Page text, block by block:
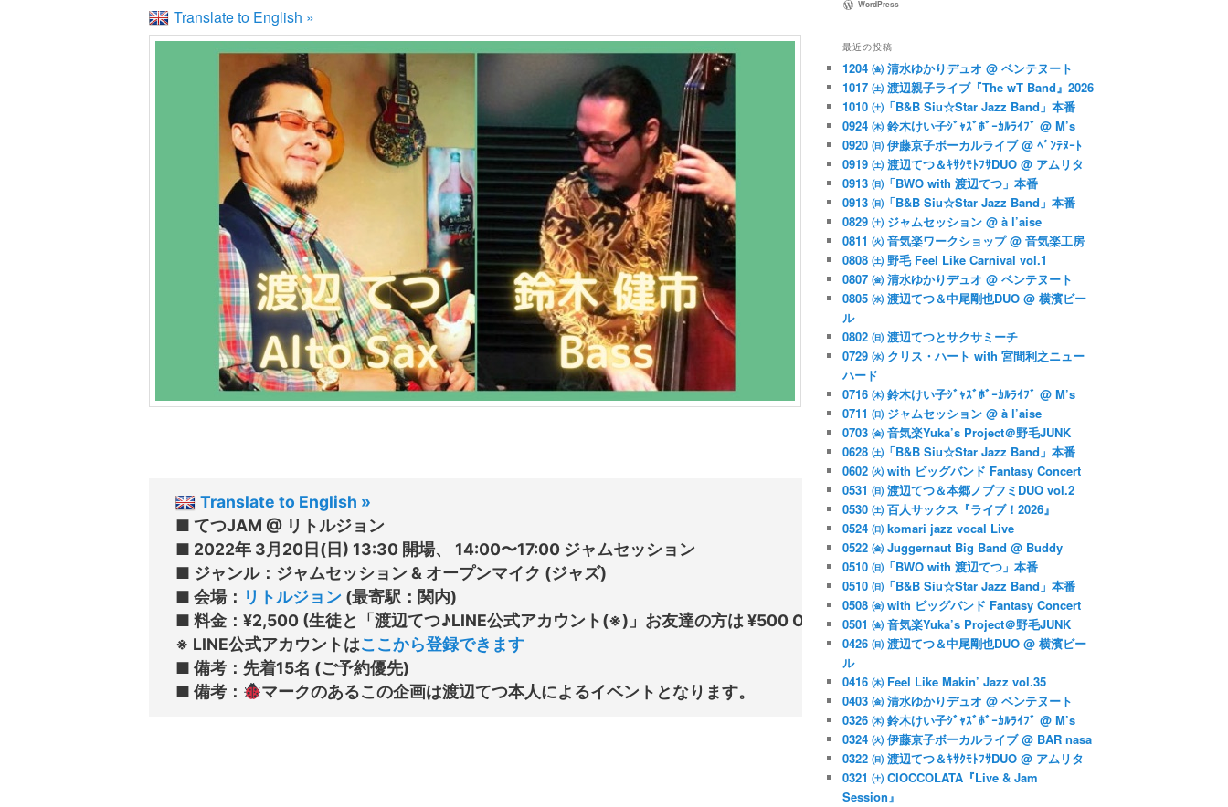
テ
ツ
へ
移
動
ン Translate to English »
Translate to English »
■ てつJAM @ リトルジョン
■ 2022年 3月20日(日) 13:30 開場、 14:00〜17:00 ジャムセッション
■ ジャンル：ジャムセッション & オープンマイク (ジャズ)
■ 会場： リトルジョン (最寄駅：関内)
■ 料金：¥2,500 (生徒と「渡辺てつ♪LINE公式アカウント(※)」お友達の方は ¥500 OFF)学生は一律¥500／ドリンク別途¥600〜(学生は一律
※ LINE公式アカウントはここから登録できます
■ 備考：先着15名 (ご予約優先)
■ 備考：
WordPress
最近の投稿
1204 ㈮ 清水ゆかりデュオ @ ベンテヌート
1017 ㈯ 渡辺親子ライブ『The wT Band』2026
1010 ㈯「B&B Siu☆Star Jazz Band」本番
0924 ㈭ 鈴木けい子ｼﾞｬｽﾞﾎﾞｰｶﾙﾗｲﾌﾞ @ M’s
0920 ㈰ 伊藤京子ボーカルライブ @ ﾍﾞﾝﾃﾇｰﾄ
0919 ㈯ 渡辺てつ＆ｷｻｸﾓﾄﾌｻDUO @ アムリタ
0913 ㈰「BWO with 渡辺てつ」本番
0913 ㈰「B&B Siu☆Star Jazz Band」本番
0829 ㈯ ジャムセッション @ à l’aise
0811 ㈫ 音気楽ワークショップ @ 音気楽工房
0808 ㈯ 野毛 Feel Like Carnival vol.1
0807 ㈮ 清水ゆかりデュオ @ ベンテヌート
0805 ㈬ 渡辺てつ＆中尾剛也DUO @ 横濱ビー
ル
0802 ㈰ 渡辺てつとサクサミーチ
0729 ㈬ クリス・ハート with 宮間利之ニュー
ハード
0716 ㈭ 鈴木けい子ｼﾞｬｽﾞﾎﾞｰｶﾙﾗｲﾌﾞ @ M’s
0711 ㈰ ジャムセッション @ à l’aise
0703 ㈮ 音気楽Yuka’s Project＠野毛JUNK
0628 ㈯「B&B Siu☆Star Jazz Band」本番
0602 ㈫ with ビッグバンド Fantasy Concert
0531 ㈰ 渡辺てつ＆本郷ノブフミDUO vol.2
0530 ㈯ 百人サックス『ライブ！2026』
0524 ㈰ komari jazz vocal Live
0522 ㈮ Juggernaut Big Band @ Buddy
0510 ㈰「BWO with 渡辺てつ」本番
0510 ㈰「B&B Siu☆Star Jazz Band」本番
0508 ㈮ with ビッグバンド Fantasy Concert
0501 ㈮ 音気楽Yuka’s Project＠野毛JUNK
0426 ㈰ 渡辺てつ＆中尾剛也DUO @ 横濱ビー
ル
0416 ㈭ Feel Like Makin’ Jazz vol.35
0403 ㈮ 清水ゆかりデュオ @ ベンテヌート
0326 ㈭ 鈴木けい子ｼﾞｬｽﾞﾎﾞｰｶﾙﾗｲﾌﾞ @ M’s
0324 ㈫ 伊藤京子ボーカルライブ @ BAR nasa
0322 ㈰ 渡辺てつ＆ｷｻｸﾓﾄﾌｻDUO @ アムリタ
0321 ㈯ CIOCCOLATA『Live & Jam
Session』